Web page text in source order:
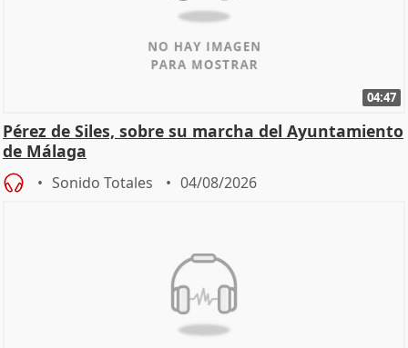
04:47
Pérez de Siles, sobre su marcha del Ayuntamiento
de Málaga
Sonido Totales 04/08/2026